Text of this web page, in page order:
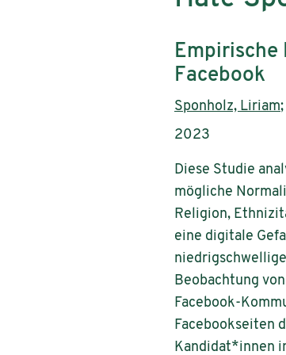
Subtitle:
Empirische
Facebook
Authors:
Sponholz, Liriam
Publication year:
2023
Diese Studie
mögliche
Religion,
eine digitale
Beobachtung
Facebook-
Facebookseiten
Kandidat*innen